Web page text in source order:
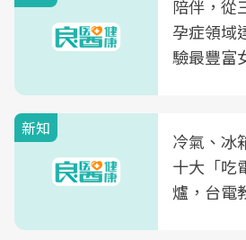
陪伴，從
孕症領域
驗最豐富
光田醫院
康照護生
新知
冷氣、冰
十大「吃
爐，台電